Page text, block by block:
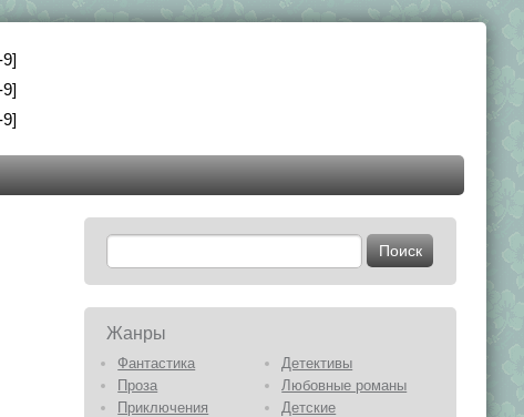
9]
9]
9]
Жанры
Фантастика
Детективы
Проза
Любовные романы
Приключения
Детские